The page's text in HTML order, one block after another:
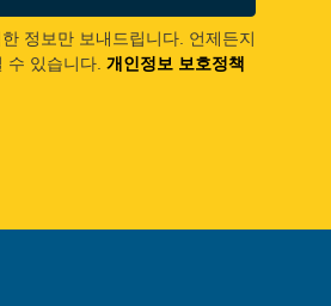
정보만 보내드립니다. 언제든지
수 있습니다. 개인정보 보호정책